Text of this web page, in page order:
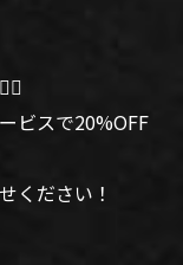
ビスで20%OFF
ください！